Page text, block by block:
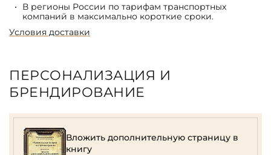
В регионы России по тарифам транспортных
компаний в максимально короткие сроки.
Условия доставки
ПЕРСОНАЛИЗАЦИЯ И
БРЕНДИРОВАНИЕ
Вложить дополнительную страницу в
книгу